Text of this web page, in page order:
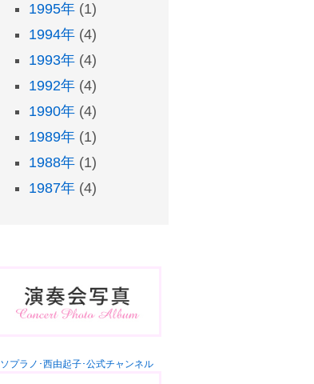
1995年 (1)
1994年 (4)
1993年 (4)
1992年 (4)
1990年 (4)
1989年 (1)
1988年 (1)
1987年 (4)
ソプラノ･西由起子･公式チャンネル